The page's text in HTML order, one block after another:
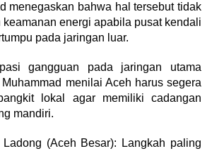
menegaskan bahwa hal tersebut tidak
energi apabila pusat kendali
pada jaringan luar.
gangguan pada jaringan utama
menilai Aceh harus segera
lokal agar memiliki cadangan
mandiri.
(Aceh Besar): Langkah paling